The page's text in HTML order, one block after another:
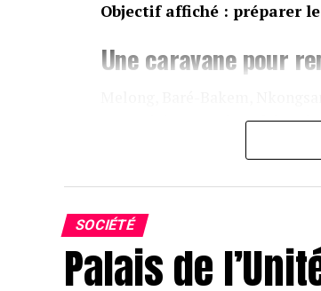
Objectif affiché : préparer
Une caravane pour
poursuivie ce week-end dans
Le ministre ne s’est pas
Siegfried Étamé Massoma,
Evelyne. Tous mobilisés
« candidat naturel ».
SOCIÉTÉ
Palais de